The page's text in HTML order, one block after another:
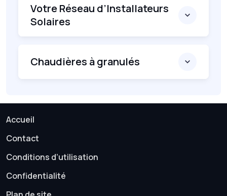
Votre Réseau d’Installateurs
Solaires
Chaudières à granulés
Accueil
Contact
Conditions d’utilisation
Confidentialité